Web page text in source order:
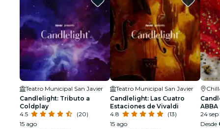
Teatro Municipal San Javier
Candlelight: Tributo a
Coldplay
4.5
(20)
15 ago
Teatro Municipal San Javier
Candlelight: Las Cuatro
Estaciones de Vivaldi
4.8
(13)
15 ago
ABBA
24 sep
Desde